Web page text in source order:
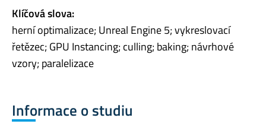
Klíčová slova:
herní optimalizace; Unreal Engine 5; vykreslovací
řetězec; GPU Instancing; culling; baking; návrhové
vzory; paralelizace
Informace o studiu